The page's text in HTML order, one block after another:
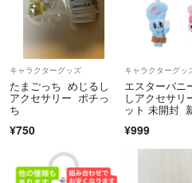
気持ちよく取引させていただければ
よろしくお願いいたします！
キャラクターグッズ
たまごっち めじるし
アクセサリー ポチっ
ち
¥750
キャラクターグッ
エスターバニ
しアクセサリ
ット 未開封
ニー ブルー
¥999